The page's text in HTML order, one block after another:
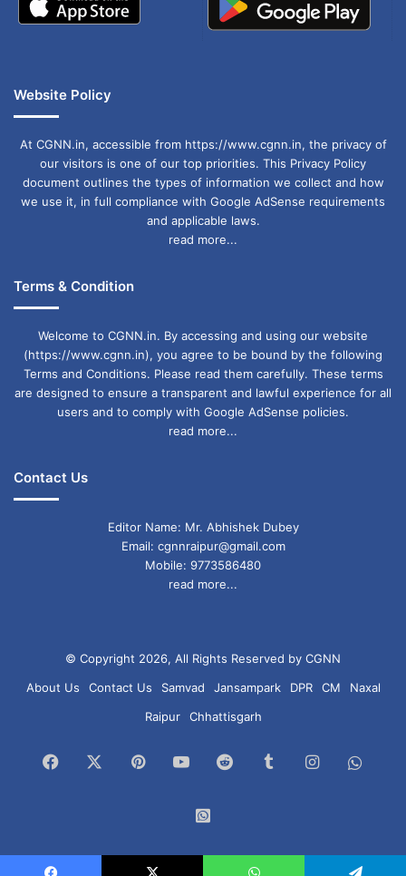
Website Policy
At CGNN.in, accessible from https://www.cgnn.in, the privacy of
our visitors is one of our top priorities. This Privacy Policy
document outlines the types of information we collect and how
we use it, in full compliance with Google AdSense requirements
and applicable laws.
read more...
Terms & Condition
Welcome to CGNN.in. By accessing and using our website
(https://www.cgnn.in), you agree to be bound by the following
Terms and Conditions. Please read them carefully. These terms
are designed to ensure a transparent and lawful experience for all
users and to comply with Google AdSense policies.
read more...
Contact Us
Editor Name: Mr. Abhishek Dubey
Email: cgnnraipur@gmail.com
Mobile: 9773586480
read more...
© Copyright 2026, All Rights Reserved by CGNN
About Us
Contact Us Samvad Jansampark DPR CM
Naxal
Raipur
Chhattisgarh
Facebook PinterestYouTubeReddit TumblrInstagram
Group